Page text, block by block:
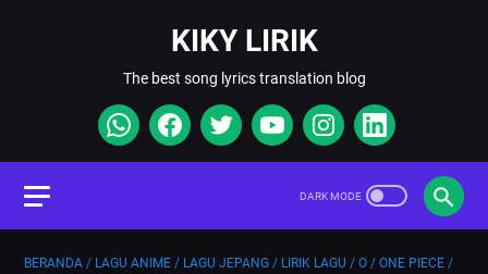
KIKY LIRIK
The best song lyrics translation blog
BERANDA / LAGU ANIME / LAGU JEPANG / LIRIK LAGU / O / ONE PIECE /